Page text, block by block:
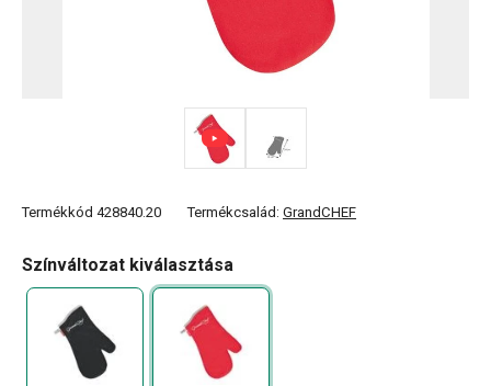
Termékkód 428840.20 Termékcsalád: GrandCHEF
Színváltozat kiválasztása